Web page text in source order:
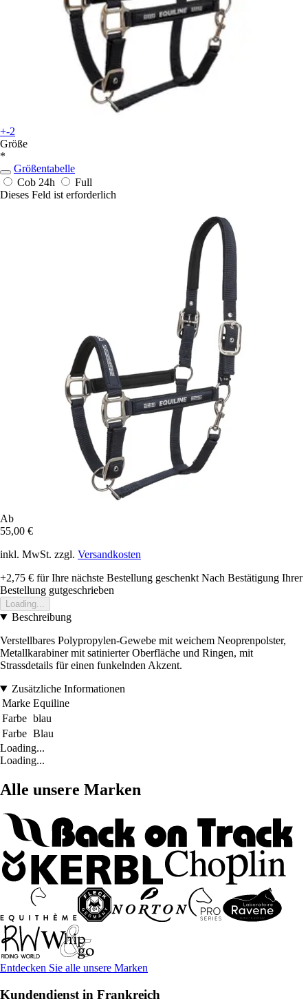
+-2
Größe
*
Größentabelle
Cob 24h
Full
Dieses Feld ist erforderlich
Ab
55,00 €
inkl. MwSt. zzgl. Versandkosten
+2,75 € für Ihre nächste Bestellung geschenkt Nach Bestätigung Ihrer
Bestellung gutgeschrieben
Loading...
Beschreibung
Verstellbares Polypropylen-Gewebe mit weichem Neoprenpolster,
Metallkarabiner mit satinierter Oberfläche und Ringen, mit
Strassdetails für einen funkelnden Akzent.
Zusätzliche Informationen
Marke Equiline
Farbe blau
Farbe Blau
Loading...
Loading...
Alle unsere Marken
Entdecken Sie alle unsere Marken
Kundendienst in Frankreich